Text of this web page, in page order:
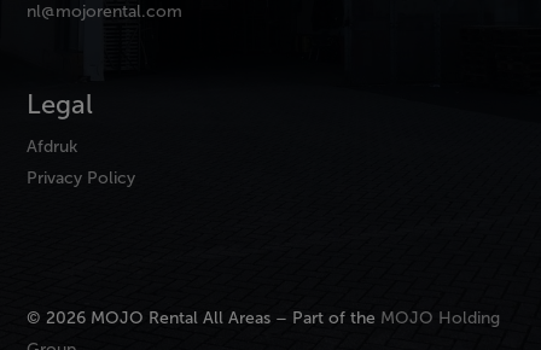
nl@mojorental.com
Legal
Afdruk
Privacy Policy
© 2026 MOJO Rental All Areas – Part of the MOJO Holding